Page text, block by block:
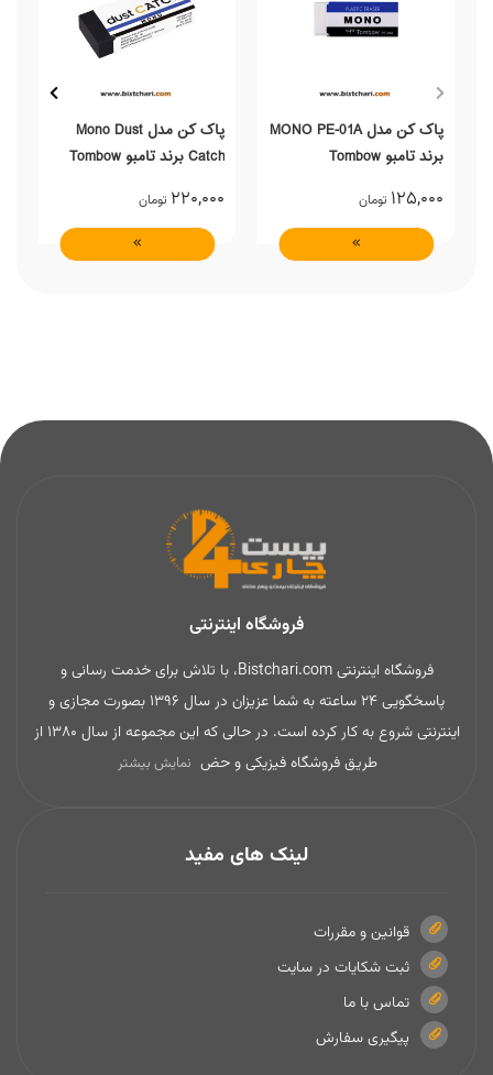
پاک کن مدل MONO PE-01A
برند تامبو Tombow
125,000 تومان
پاک کن مدل Mono Dust
Catch برند تامبو Tombow
220,000 تومان
فروشگاه اینترنتی
فروشگاه اینترنتی Bistchari.com، با تلاش برای خدمت رسانی و
پاسخگویی 24 ساعته به شما عزیزان در سال 1396 بصورت مجازی و
اینترنتی شروع به کار کرده است. در حالی که این مجموعه از سال 1380 از
طریق فروشگاه فیزیکی و حض نمایش بیشتر
لینک های مفید
قوانین و مقررات
ثبت شکایات در سایت
تماس با ما
پیگیری سفارش